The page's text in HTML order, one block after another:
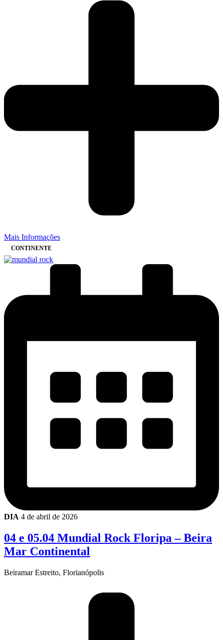
Mais Informações
CONTINENTE
DIA 4 de abril de 2026
04 e 05.04 Mundial Rock Floripa – Beira
Mar Continental
Beiramar Estreito, Florianópolis